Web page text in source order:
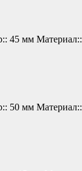
систем и
с шляпкой,
их
руками:
45 мм Материал::
50 мм Материал::